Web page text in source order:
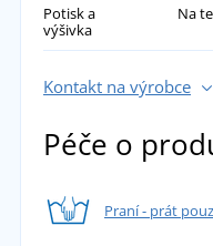
Potisk a
výšivka
Na
Kontakt na výrobce
Péče o
Praní - prát